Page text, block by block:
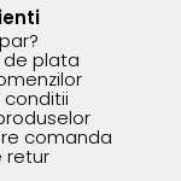
plata
conditii
comanda
retur